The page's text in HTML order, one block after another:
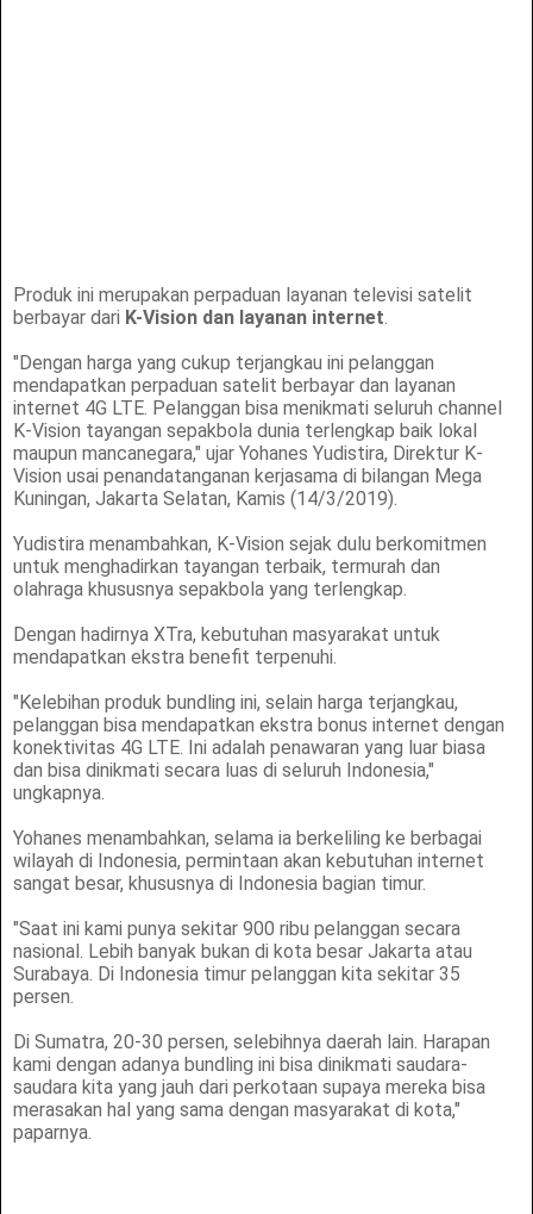
Produk ini merupakan perpaduan layanan televisi satelit
berbayar dari K-Vision dan layanan internet.
"Dengan harga yang cukup terjangkau ini pelanggan
mendapatkan perpaduan satelit berbayar dan layanan
internet 4G LTE. Pelanggan bisa menikmati seluruh channel
K-Vision tayangan sepakbola dunia terlengkap baik lokal
maupun mancanegara," ujar Yohanes Yudistira, Direktur K-
Vision usai penandatanganan kerjasama di bilangan Mega
Kuningan, Jakarta Selatan, Kamis (14/3/2019).
Yudistira menambahkan, K-Vision sejak dulu berkomitmen
untuk menghadirkan tayangan terbaik, termurah dan
olahraga khususnya sepakbola yang terlengkap.
Dengan hadirnya XTra, kebutuhan masyarakat untuk
mendapatkan ekstra benefit terpenuhi.
"Kelebihan produk bundling ini, selain harga terjangkau,
pelanggan bisa mendapatkan ekstra bonus internet dengan
konektivitas 4G LTE. Ini adalah penawaran yang luar biasa
dan bisa dinikmati secara luas di seluruh Indonesia,"
ungkapnya.
Yohanes menambahkan, selama ia berkeliling ke berbagai
wilayah di Indonesia, permintaan akan kebutuhan internet
sangat besar, khususnya di Indonesia bagian timur.
"Saat ini kami punya sekitar 900 ribu pelanggan secara
nasional. Lebih banyak bukan di kota besar Jakarta atau
Surabaya. Di Indonesia timur pelanggan kita sekitar 35
persen.
Di Sumatra, 20-30 persen, selebihnya daerah lain. Harapan
kami dengan adanya bundling ini bisa dinikmati saudara-
saudara kita yang jauh dari perkotaan supaya mereka bisa
merasakan hal yang sama dengan masyarakat di kota,"
paparnya.